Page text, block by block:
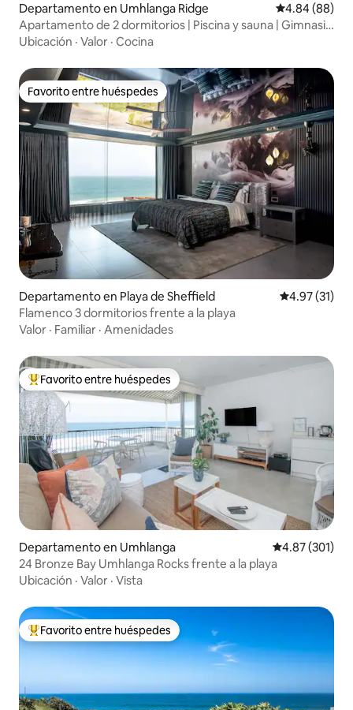
Departamento en Umhlanga Ridge Calificación
4.84 (88)
Apartamento de 2 dormitorios | Piscina y sauna | Gimnasio
| Aire acondicionado
Ubicación · Valor · Cocina
Favorito entre huéspedes
Favorito entre huéspedes
Departamento en Playa de Sheffield Calificación
4.97 (31)
Flamenco 3 dormitorios frente a la playa
Valor · Familiar · Amenidades
De los mejores en Favorito entre huéspedes
Favorito entre huéspedes
Departamento en Umhlanga Calificación
4.87 (301)
24 Bronze Bay Umhlanga Rocks frente a la playa
Ubicación · Valor · Vista
De los mejores en Favorito entre huéspedes
Favorito entre huéspedes